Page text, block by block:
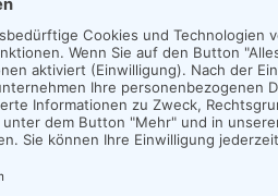
Ein Schul- Begleiter wird
Integrations- Helfer ist ein
Ein Integrations- Helfer
Gemeinschaft teil zu nehmen.
Der Schul- Begleiter hilft
einbezogen zu werden.